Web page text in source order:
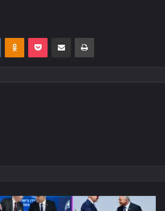
VKontakteOdnoklassniki
Pocket E-Posta ile paylaş Yazdır